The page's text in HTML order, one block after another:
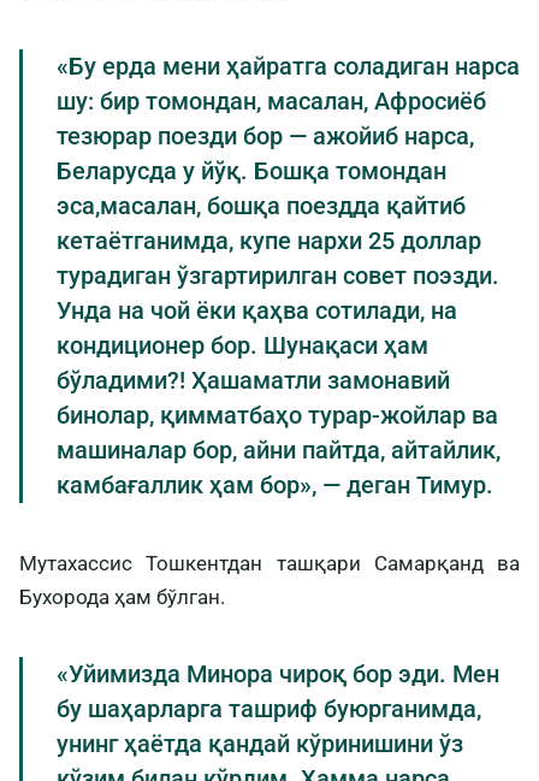
«Бу ерда мени ҳайратга соладиган нарса
шу: бир томондан, масалан, Афросиёб
тезюрар поезди бор — ажойиб нарса,
Беларусда у йўқ. Бошқа томондан
эса,масалан, бошқа поездда қайтиб
кетаётганимда, купе нархи 25 доллар
турадиган ўзгартирилган совет поэзди.
Унда на чой ёки қаҳва сотилади, на
кондиционер бор. Шунақаси ҳам
бўладими?! Ҳашаматли замонавий
бинолар, қимматбаҳо турар-жойлар ва
машиналар бор, айни пайтда, айтайлик,
камбағаллик ҳам бор», — деган Тимур.
Мутахассис Тошкентдан ташқари Самарқанд ва
Бухорода ҳам бўлган.
«Уйимизда Минора чироқ бор эди. Мен
бу шаҳарларга ташриф буюрганимда,
унинг ҳаётда қандай кўринишини ўз